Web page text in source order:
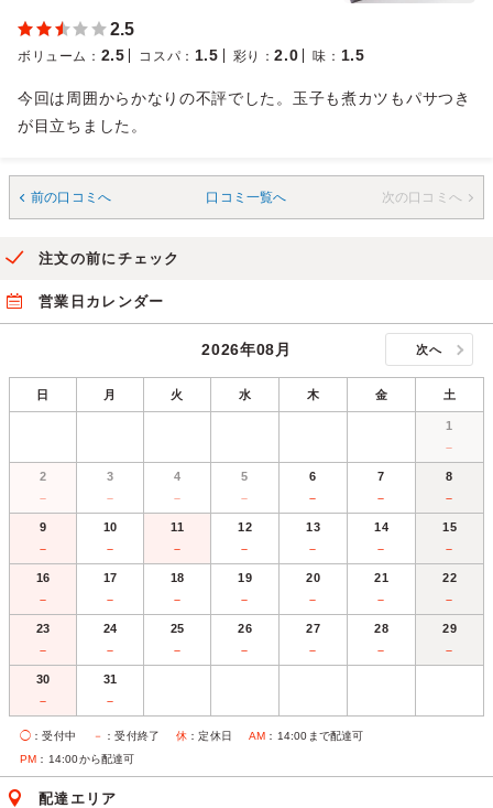
2.5
ボリューム ： 2.5 コスパ ： 1.5 彩り ：2.0 味 ： 1.5
今回は周囲からかなりの不評でした。玉子も煮カツもパサつき
が目立ちました。
前の口コミへ 口コミ一覧へ 次の口コミへ
注文の前にチェック
営業日カレンダー
2026年08月 次へ
日 月 火 水 木 金 土
1
－
2
－
3
－
4
－
5
－
6
－
7
－
8
－
9
－
10
－
11
－
12
－
13
－
14
－
15
－
16
－
17
－
18
－
19
－
20
－
21
－
22
－
23
－
24
－
25
－
26
－
27
－
28
－
29
－
30
－
31
－
◯ ：受付中 － ：受付終了 休 ：定休日 AM ：14:00まで配達可
PM ：14:00から配達可
配達エリア